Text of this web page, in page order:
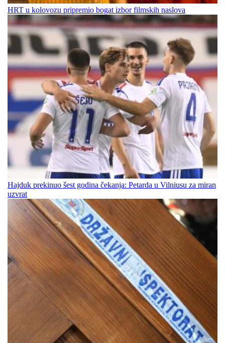
HRT u kolovozu pripremio bogat izbor filmskih naslova
Hajduk prekinuo šest godina čekanja: Petarda u Vilniusu za miran
uzvrat